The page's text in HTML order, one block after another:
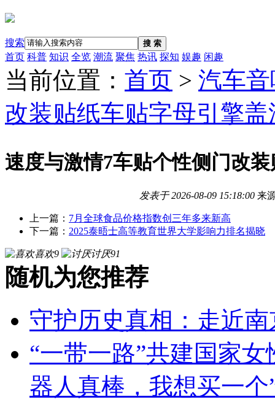
搜索 搜 索
首页 科普 知识 全览 潮流 聚焦 热讯 探知 娱趣 闲趣
当前位置： 首页 > 汽车
改装贴纸车贴字母引擎
速度与激情7车贴个性侧门改
发表于2026-08-09 15:18:00 来
上一篇： 7月全球食品价格指数创三年多来新高
下一篇： 2025泰晤士高等教育世界大学影响力排名揭晓
喜欢9 讨厌91
随机为您推荐
守护历史真相：走近
“一带一路”共建国家
器人真棒，我想买一个